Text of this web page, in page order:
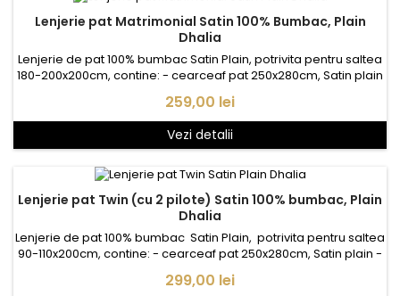
Lenjerie pat Matrimonial Satin 100% Bumbac, Plain
Dhalia
Lenjerie de pat 100% bumbac Satin Plain, potrivita pentru saltea
180-200x200cm, contine: - cearceaf pat 250x280cm, Satin plain
- husa pilota 1* 200x220cm, Satin Satin plain - fata perna 2*
50x70cm, Satin plain
Pret
259,00 lei
Vezi detalii
Lenjerie pat Twin (cu 2 pilote) Satin 100% bumbac, Plain
Dhalia
Lenjerie de pat 100% bumbac Satin Plain, potrivita pentru saltea
90-110x200cm, contine: - cearceaf pat 250x280cm, Satin plain -
husa pilota 2* 150x210cm, Satin Satin plain - fata perna 2*
50x70cm, Satin plain
Pret
299,00 lei